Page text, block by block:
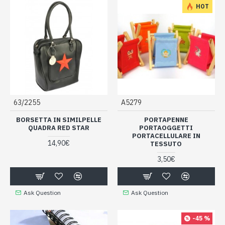
63/2255
BORSETTA IN SIMILPELLE
QUADRA RED STAR
14,90€
Ask Question
HOT
A5279
PORTAPENNE
PORTAOGGETTI
PORTACELLULARE IN
TESSUTO
3,50€
Ask Question
-45 %